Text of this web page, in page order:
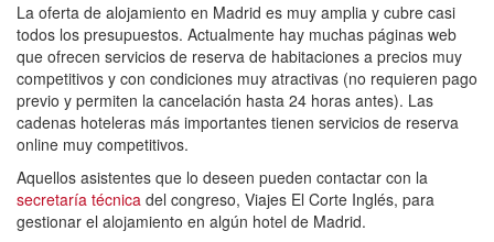
La oferta de alojamiento en Madrid es muy amplia y cubre casi
todos los presupuestos. Actualmente hay muchas páginas web
que ofrecen servicios de reserva de habitaciones a precios muy
competitivos y con condiciones muy atractivas (no requieren pago
previo y permiten la cancelación hasta 24 horas antes). Las
cadenas hoteleras más importantes tienen servicios de reserva
online muy competitivos.
Aquellos asistentes que lo deseen pueden contactar con la
secretaría técnica del congreso, Viajes El Corte Inglés, para
gestionar el alojamiento en algún hotel de Madrid.